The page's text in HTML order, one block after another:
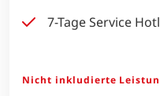
7-Tage Service
Nicht inkludierte